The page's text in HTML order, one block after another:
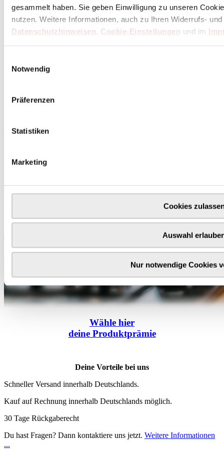
gesammelt haben. Sie geben Einwilligung zu unseren
nutzen. Weitere Informationen, auch zu Ihren Widerrufs-
Datenschutzhinweisen, Cookie-Einstellungen und im
Notwendig
Präferenzen
Statistiken
Marketing
Cookies
Auswahl
Nur notwendige Cookies
Wähle hier
deine Produktprämie
Deine Vorteile bei uns
Schneller Versand innerhalb Deutschlands.
Kauf auf Rechnung innerhalb Deutschlands möglich.
30 Tage Rückgaberecht
Du hast Fragen? Dann kontaktiere uns jetzt. Weitere Informationen
...